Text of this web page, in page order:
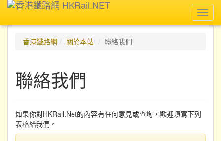
香港鐵路網
關於本站 聯絡我們
聯絡我們
如果你對HKRail.Net的內容有任何意見或查詢，歡迎填寫下列
表格給我們。